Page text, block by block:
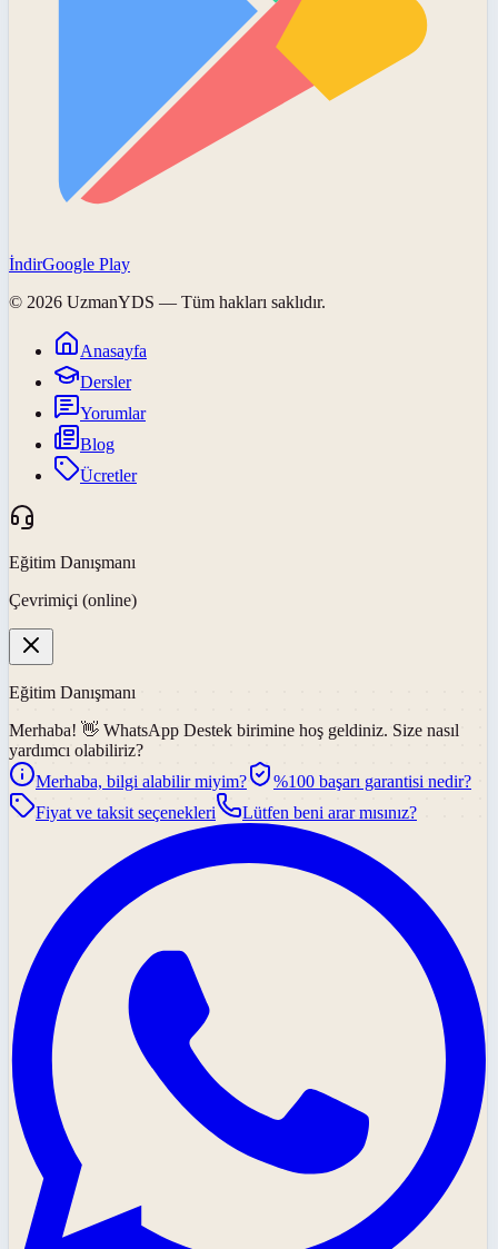
İndirGoogle Play
© 2026 UzmanYDS — Tüm hakları saklıdır.
Anasayfa
Dersler
Yorumlar
Blog
Ücretler
Eğitim Danışmanı
Çevrimiçi (online)
Eğitim Danışmanı
Merhaba! 👋 WhatsApp Destek birimine hoş geldiniz. Size nasıl
yardımcı olabiliriz?
Merhaba, bilgi alabilir miyim?
%100 başarı garantisi nedir?
Fiyat ve taksit seçenekleri
Lütfen beni arar mısınız?